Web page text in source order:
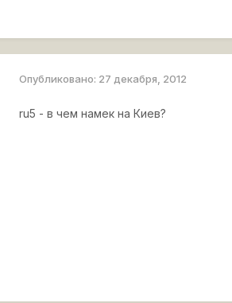
Опубликовано: 27 декабря, 2012
ru5 - в чем намек на Киев?